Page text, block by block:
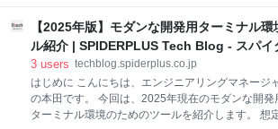
インファースト」「ユーザー体験中心」といった
ローチが主流となっています。美しいUIや直感的
作性は確かに重要ですが、どんなに洗練されたデザ
るといった問題があれば、その価値は一瞬で失われ
しまいます。 今回は、非機能要件を早期に考慮した
ーキテクチャ選択が、優れたユーザー体験の実現
【2025年版】モダンな開発用ターミナル
ル紹介 | SPIDERPLUS Tech Blog - スパイ
Tech Blog
3 users techblog.spiderplus.co.jp
はじめに こんにちは、エンジニアリングマネージ
の本田です。 今回は、2025年現在のモダンな開発
ターミナル環境のためのツールを紹介します。 想